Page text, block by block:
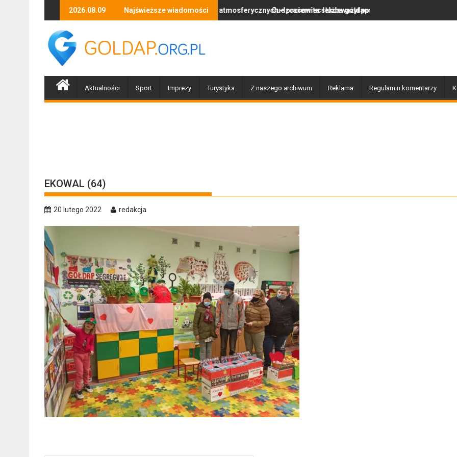
2026.08.09 Najświeższe wiadomości
organizacji z BraniewaSkutki silnego wiatru i opadów atmosferycznych – pracowita służba gołdapskich strażaków
Cudzoziemiec lekceważył polskie prawo, więc wrócił do swojego kraju
Za nami wyjątkowy dzień
Aktualności Sport Imprezy Turystyka Z naszego archiwum Reklama Regulamin komentarzy
EKOWAL (64)
20 lutego 2022 redakcja